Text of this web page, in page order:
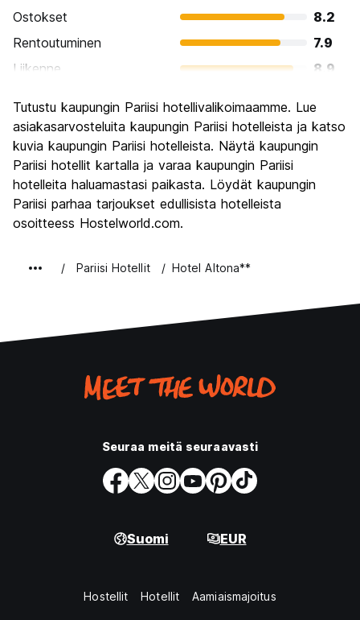
Ostokset
8.2
Rentoutuminen
7.9
Liikenne
8.9
Kulttuuri
9.4
Yöelämä
7.9
Rahanarvoinen
Tutustu kaupungin Pariisi hotellivalikoimaamme. Lue
asiakasarvosteluita kaupungin Pariisi hotelleista ja katso
kuvia kaupungin Pariisi hotelleista. Näytä kaupungin
Pariisi hotellit kartalla ja varaa kaupungin Pariisi
hotelleita haluamastasi paikasta. Löydät kaupungin
Pariisi parhaa tarjoukset edullisista hotelleista
osoitteess Hostelworld.com.
Pariisi Hotellit Hotel Altona**
Seuraa meitä seuraavasti
Suomi EUR
Hostellit Hotellit Aamiaismajoitus